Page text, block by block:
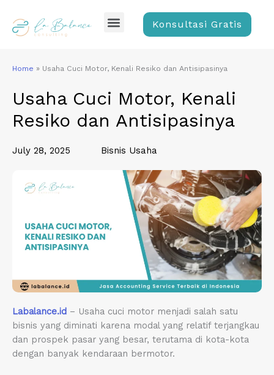
content
Menu Konsultasi Gratis
Home » Usaha Cuci Motor, Kenali Resiko dan Antisipasinya
Usaha Cuci Motor, Kenali
Resiko dan Antisipasinya
July 28, 2025 Bisnis Usaha
Labalance.id – Usaha cuci motor menjadi salah satu
bisnis yang diminati karena modal yang relatif terjangkau
dan prospek pasar yang besar, terutama di kota-kota
dengan banyak kendaraan bermotor.